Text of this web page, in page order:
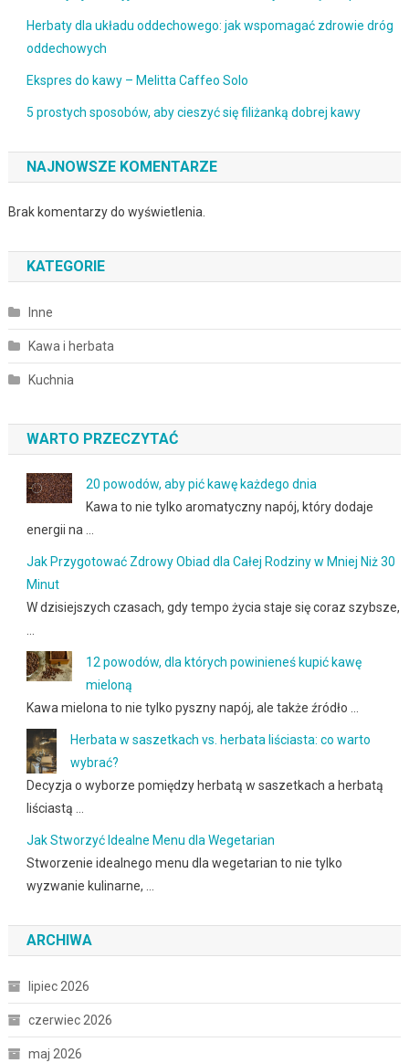
Herbaty dla układu oddechowego: jak wspomagać zdrowie dróg
oddechowych
Ekspres do kawy – Melitta Caffeo Solo
5 prostych sposobów, aby cieszyć się filiżanką dobrej kawy
NAJNOWSZE KOMENTARZE
Brak komentarzy do wyświetlenia.
KATEGORIE
Inne
Kawa i herbata
Kuchnia
WARTO PRZECZYTAĆ
20 powodów, aby pić kawę każdego dnia
Kawa to nie tylko aromatyczny napój, który dodaje
energii na …
Jak Przygotować Zdrowy Obiad dla Całej Rodziny w Mniej Niż 30
Minut
W dzisiejszych czasach, gdy tempo życia staje się coraz szybsze,
12 powodów, dla których powinieneś kupić kawę
mieloną
Kawa mielona to nie tylko pyszny napój, ale także źródło …
Herbata w saszetkach vs. herbata liściasta: co warto
wybrać?
Decyzja o wyborze pomiędzy herbatą w saszetkach a herbatą
liściastą …
Jak Stworzyć Idealne Menu dla Wegetarian
Stworzenie idealnego menu dla wegetarian to nie tylko
wyzwanie kulinarne, …
ARCHIWA
lipiec 2026
czerwiec 2026
maj 2026